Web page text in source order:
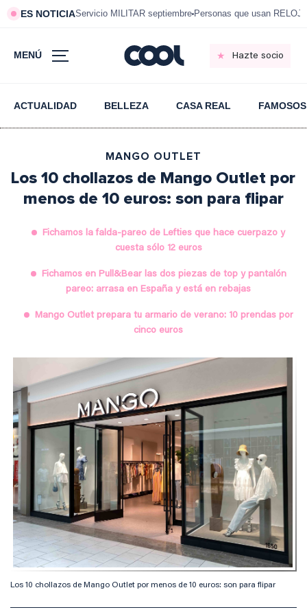
ES NOTICIAServicio MILITAR septiembre Personas que usan RELOJ
MENÚ Hazte socio
ACTUALIDAD BELLEZA CASA REAL FAMOSOS
MANGO OUTLET
Los 10 chollazos de Mango Outlet por
menos de 10 euros: son para flipar
Fichamos la falda-pareo de Lefties que hace cuerpazo y
cuesta sólo 12 euros
Fichamos en Pull&Bear las dos piezas de top y pantalón
pareo: arrasa en España y está en rebajas
Mango Outlet prepara tu armario de verano: 10 prendas por
cinco euros
Los 10 chollazos de Mango Outlet por menos de 10 euros: son para flipar